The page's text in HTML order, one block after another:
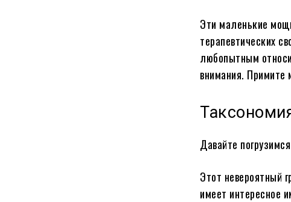
Эти маленькие
терапевтических
любопытным
внимания. Примите
Давайте
Этот невероятный
имеет интересное